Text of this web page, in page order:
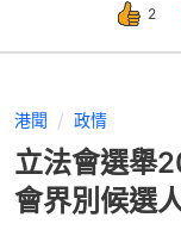
2
港聞 政情
立法會選舉
會界別候選